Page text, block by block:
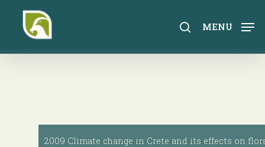
content
search
MENU
2009 Climate change in Crete and its effects on